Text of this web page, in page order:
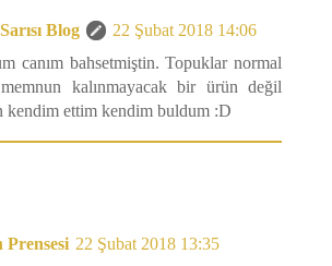
Blog
22 Şubat 2018 14:06
canım bahsetmiştin. Topuklar normal
kalınmayacak bir ürün değil
kendim ettim kendim buldum :D
Prensesi 22 Şubat 2018 13:35